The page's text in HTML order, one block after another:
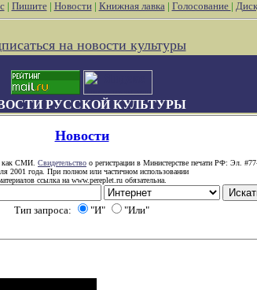
| Пишите| Новости| Книжная лавка| Голосование |
на новости культуры
РУССКОЙ КУЛЬТУРЫ
Новости
как СМИ. Свидетельство о регистрации в Министерстве печати РФ: Эл.
2001 года. При полном или частичном использовании
ссылка на www.pereplet.ru обязательна.
Тип запроса: "И" "Или"